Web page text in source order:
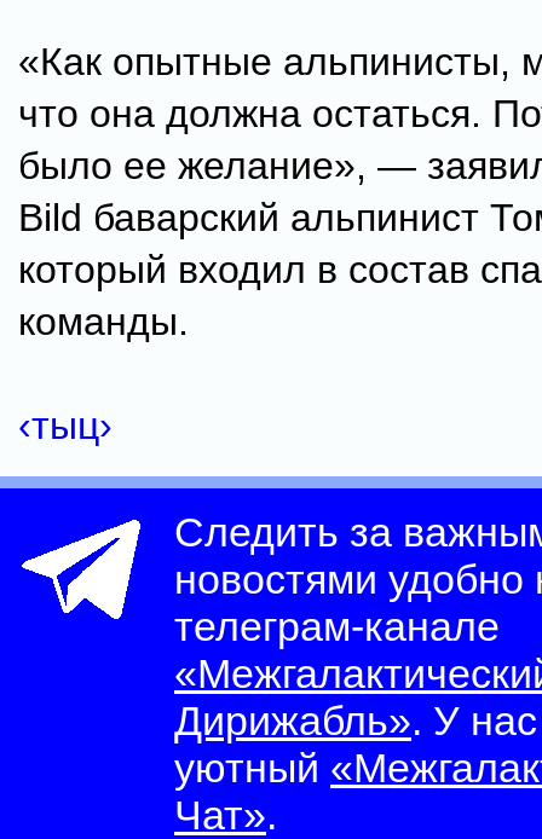
«Как опытные альпинисты,
что она должна остаться.
было ее желание», —
Bild баварский альпинист
который входил в состав
команды.
‹тыц›
Следить за
новостями
телеграм-канале
Дирижабль». У
уютный
Чат».